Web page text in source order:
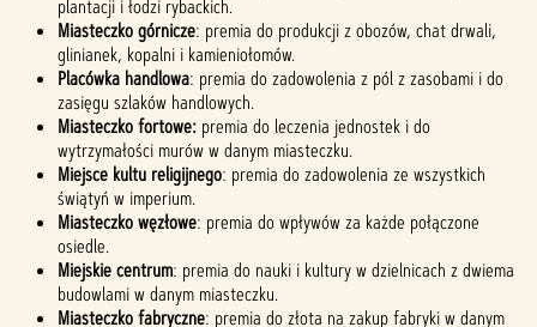
plantacji i łodzi rybackich.
Miasteczko górnicze: premia do produkcji z obozów, chat drwali,
glinianek, kopalni i kamieniołomów.
Placówka handlowa: premia do zadowolenia z pól z zasobami i do
zasięgu szlaków handlowych.
Miasteczko fortowe: premia do leczenia jednostek i do
wytrzymałości murów w danym miasteczku.
Miejsce kultu religijnego: premia do zadowolenia ze wszystkich
świątyń w imperium.
Miasteczko węzłowe: premia do wpływów za każde połączone
osiedle.
Miejskie centrum: premia do nauki i kultury w dzielnicach z dwiema
budowlami w danym miasteczku.
Miasteczko fabryczne: premia do złota na zakup fabryki w danym